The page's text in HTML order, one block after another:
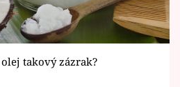
Vary
takový zázrak?